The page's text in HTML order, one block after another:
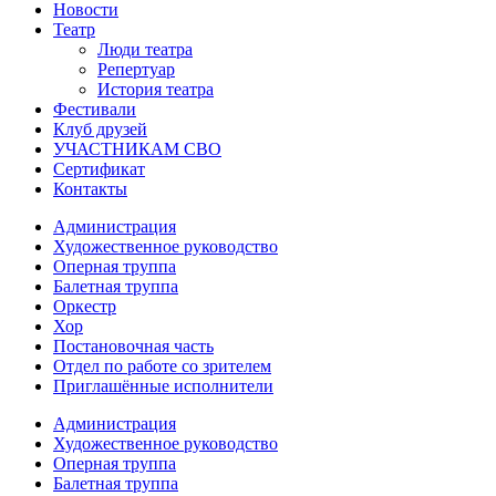
Новости
Театр
Люди театра
Репертуар
История театра
Фестивали
Клуб друзей
УЧАСТНИКАМ СВО
Сертификат
Контакты
Администрация
Художественное руководство
Оперная труппа
Балетная труппа
Оркестр
Хор
Постановочная часть
Отдел по работе со зрителем
Приглашённые исполнители
Администрация
Художественное руководство
Оперная труппа
Балетная труппа